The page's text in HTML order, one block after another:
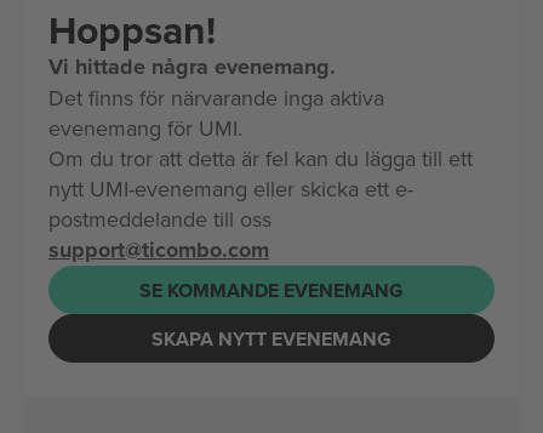
Hoppsan!
Vi hittade några evenemang.
Det finns för närvarande inga aktiva
evenemang för UMI.
Om du tror att detta är fel kan du lägga till ett
nytt UMI-evenemang eller skicka ett e-
postmeddelande till oss
support@ticombo.com
SE KOMMANDE EVENEMANG
SKAPA NYTT EVENEMANG